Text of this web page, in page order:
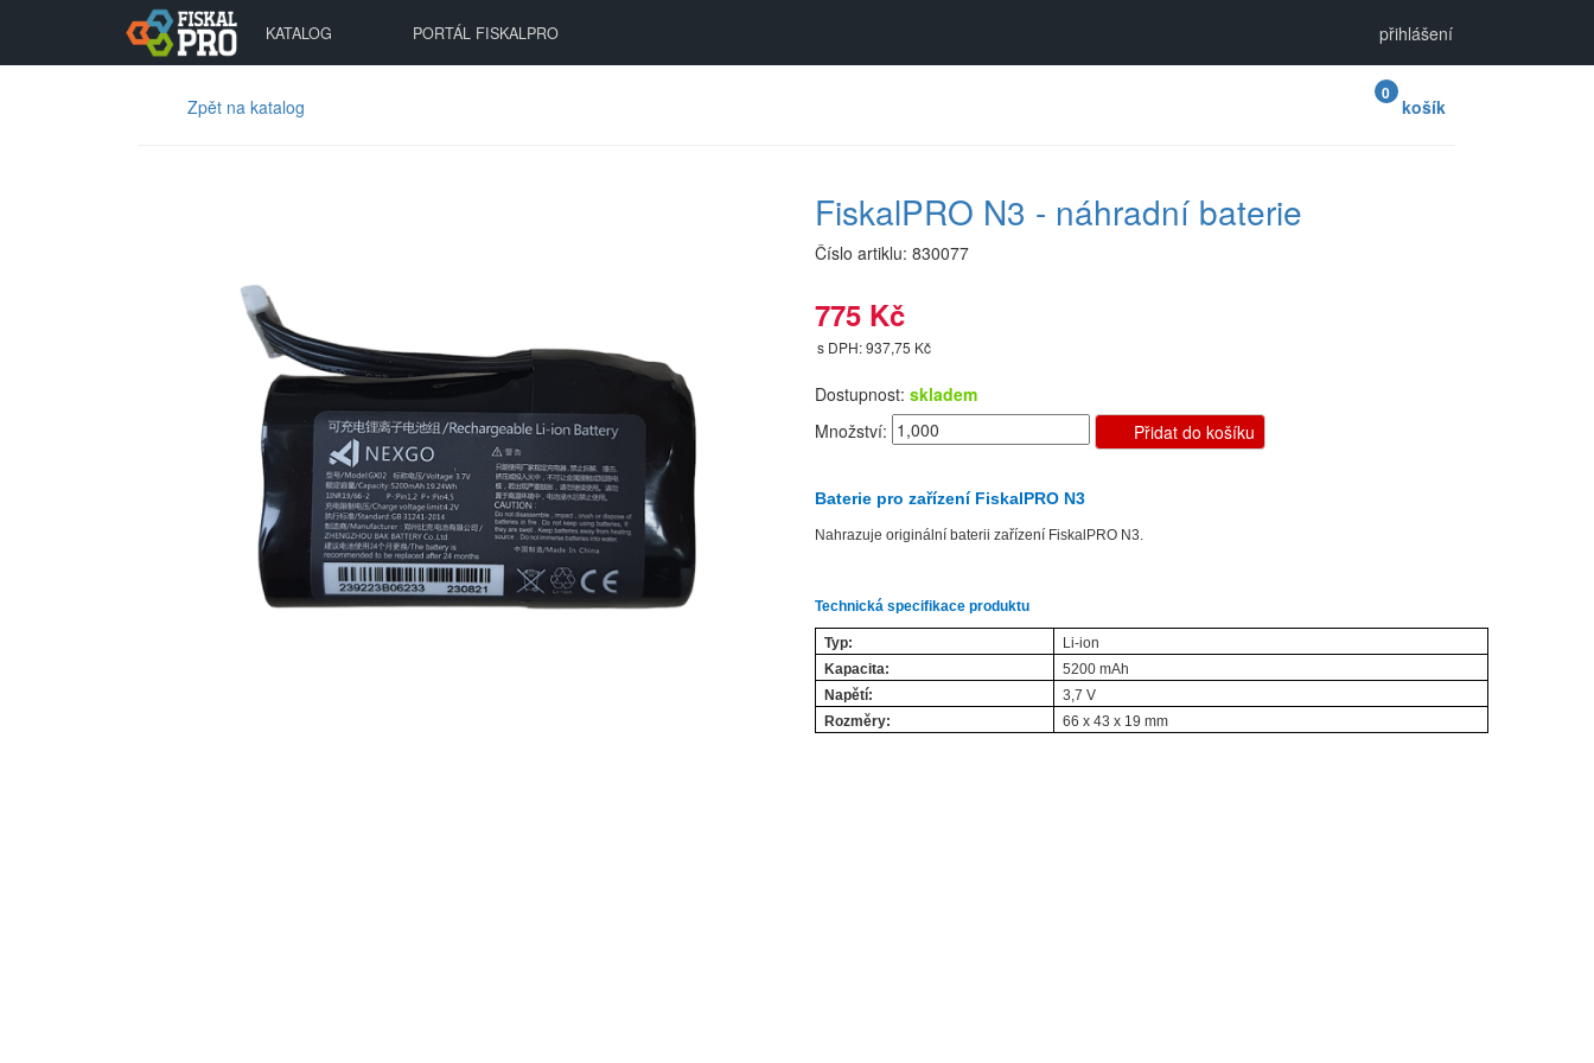
KATALOG PORTÁL FISKALPRO přihlášení
Zpět na katalog
0
košík
FiskalPRO N3 - náhradní baterie
Číslo artiklu: 830077
775 Kč
s DPH: 937,75 Kč
Dostupnost: skladem
Množství:
Přidat do košíku
Baterie pro zařízení FiskalPRO N3
Nahrazuje originální baterii zařízení FiskalPRO N3.
Technická specifikace produktu
Typ:
Li-ion
Kapacita:
5200 mAh
Napětí:
3,7 V
Rozměry:
66 x 43 x 19 mm